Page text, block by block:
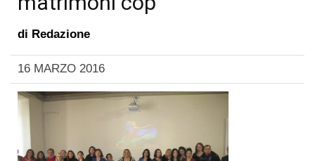
di Redazione
16 MARZO 2016